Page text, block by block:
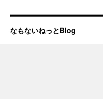
なもないねっとBlog